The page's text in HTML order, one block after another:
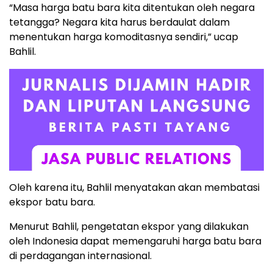
“Masa harga batu bara kita ditentukan oleh negara
tetangga? Negara kita harus berdaulat dalam
menentukan harga komoditasnya sendiri,” ucap
Bahlil.
Oleh karena itu, Bahlil menyatakan akan membatasi
ekspor batu bara.
Menurut Bahlil, pengetatan ekspor yang dilakukan
oleh Indonesia dapat memengaruhi harga batu bara
di perdagangan internasional.